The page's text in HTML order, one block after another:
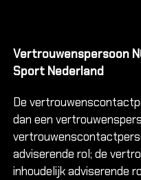
Vertrouwenspersoon
Sport Nederland
De
dan een
adviserende rol; de
inhoudelijk adviserende